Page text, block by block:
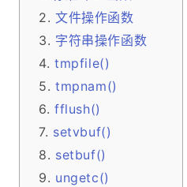
文件操作函数
字符串操作函数
tmpfile()
tmpnam()
fflush()
setvbuf()
setbuf()
ungetc()